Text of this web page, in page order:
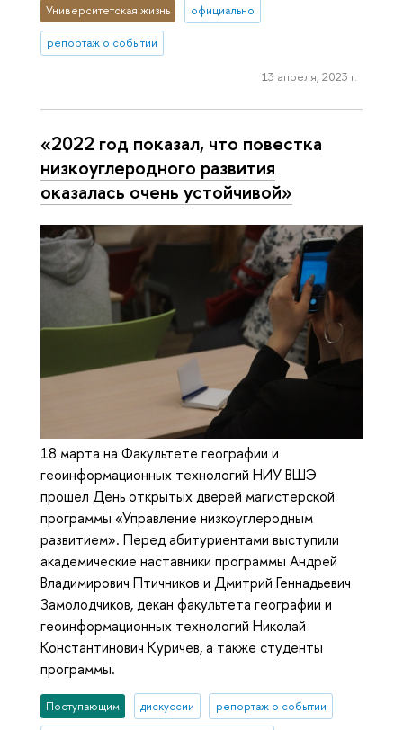
Университетская жизнь официально
репортаж о событии
13 апреля, 2023 г.
«2022 год показал, что повестка
низкоуглеродного развития
оказалась очень устойчивой»
18 марта на Факультете географии и
геоинформационных технологий НИУ ВШЭ
прошел День открытых дверей магистерской
программы «Управление низкоуглеродным
развитием». Перед абитуриентами выступили
академические наставники программы Андрей
Владимирович Птичников и Дмитрий Геннадьевич
Замолодчиков, декан факультета географии и
геоинформационных технологий Николай
Константинович Куричев, а также студенты
программы.
Поступающим дискуссии репортаж о событии